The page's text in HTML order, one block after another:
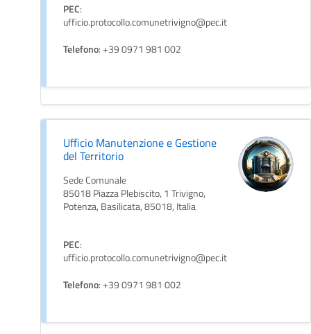
PEC:
ufficio.protocollo.comunetrivigno@pec.it
Telefono: +39 0971 981 002
Ufficio Manutenzione e Gestione
del Territorio
Sede Comunale
85018 Piazza Plebiscito, 1 Trivigno,
Potenza, Basilicata, 85018, Italia
PEC:
ufficio.protocollo.comunetrivigno@pec.it
Telefono: +39 0971 981 002